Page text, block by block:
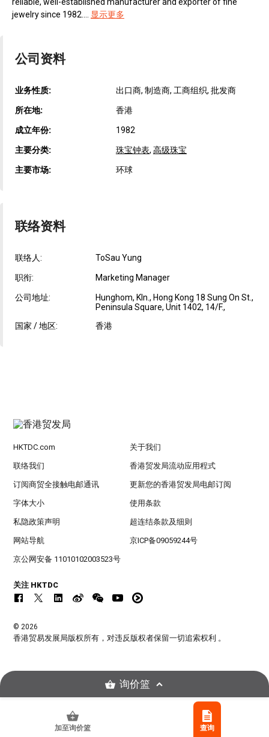
jewelry since 1982....
显示更多
公司资料
业务性质: 出口商, 制造商, 工商组织, 批发商
所在地: 香港
成立年份: 1982
主要分类: 珠宝钟表, 高级珠宝
主要市场: 环球
联络资料
联络人: ToSau Yung
职衔: Marketing Manager
公司地址:
Hunghom, Kln., Hong Kong 18 Sung On St.,
Peninsula Square, Unit 1402, 14/F.,
国家 / 地区:
香港
加至询价篮 查询
HKTDC.com 关于我们
联络我们 香港贸发局流动应用程式
订阅商贸全接触电邮通讯 更新您的香港贸发局电邮订阅
字体大小 使用条款
私隐政策声明 超连结条款及细则
网站导航 京ICP备09059244号
京公网安备 11010102003523号
关注 HKTDC
© 2026
香港贸易发展局版权所有，对违反版权者保留一切追索权利 。
询价篮